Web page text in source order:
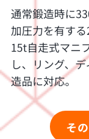
通常鍛造時に
加圧力を有す
15t自走式マニ
し、リング、
造品に対応。
そ